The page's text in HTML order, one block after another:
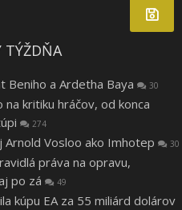
TÝŽDŇA
Beniho a Ardetha Baya 30
kritiku hráčov, od konca
274
Arnold Vosloo ako Imhotep 30
práva na opravu,
po zá
49
kúpu EA za 55 miliárd dolárov